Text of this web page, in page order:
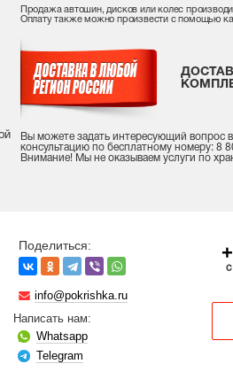
Продажа автошин, дисков или колес
Оплату также можно произвести с помощью
Вы можете задать интересующий вопрос
консультацию по бесплатному номеру: 8
Внимание! Мы не оказываем услуги по
Поделиться:
info@pokrishka.ru
Написать нам:
Whatsapp
Telegram
c